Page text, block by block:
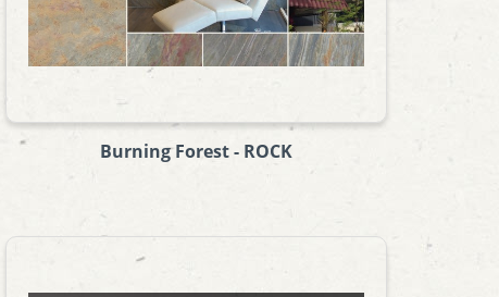
Burning Forest - ROCK